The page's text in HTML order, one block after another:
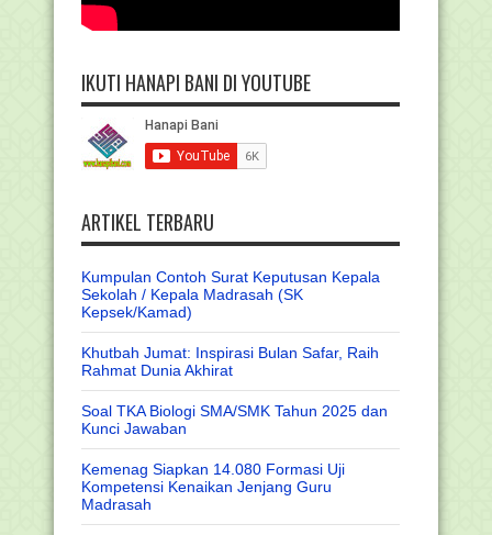
IKUTI HANAPI BANI DI YOUTUBE
ARTIKEL TERBARU
Kumpulan Contoh Surat Keputusan Kepala
Sekolah / Kepala Madrasah (SK
Kepsek/Kamad)
Khutbah Jumat: Inspirasi Bulan Safar, Raih
Rahmat Dunia Akhirat
Soal TKA Biologi SMA/SMK Tahun 2025 dan
Kunci Jawaban
Kemenag Siapkan 14.080 Formasi Uji
Kompetensi Kenaikan Jenjang Guru
Madrasah